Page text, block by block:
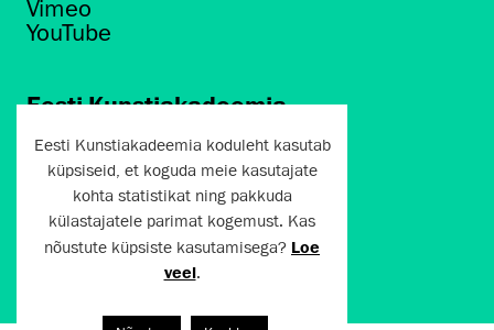
Vimeo
YouTube
Eesti Kunstiakadeemia
Põhja puiestee 7
Tallinn 10412
artun@artun.ee
+372 6267301
Liitu uudiskirjaga!
Eesti Kunstiakadeemia koduleht kasutab
küpsiseid, et koguda meie kasutajate
kohta statistikat ning pakkuda
külastajatele parimat kogemust. Kas
nõustute küpsiste kasutamisega? Loe
veel.